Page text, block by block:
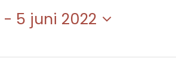
- 5 juni 2022